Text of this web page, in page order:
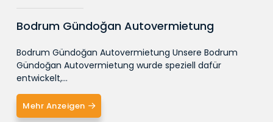
Bodrum Gündoğan Autovermietung
Bodrum Gündoğan Autovermietung Unsere Bodrum
Gündoğan Autovermietung wurde speziell dafür
entwickelt,...
Mehr Anzeigen